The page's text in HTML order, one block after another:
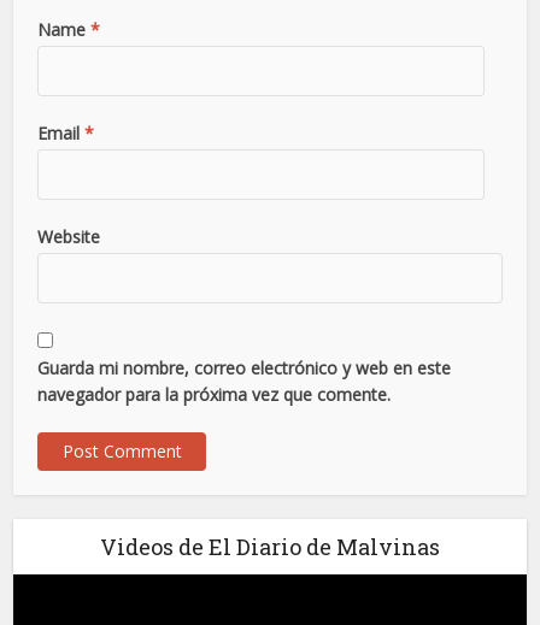
Name *
Email *
Website
Guarda mi nombre, correo electrónico y web en este
navegador para la próxima vez que comente.
Videos de El Diario de Malvinas